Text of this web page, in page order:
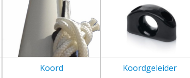
Koord Koordgeleider